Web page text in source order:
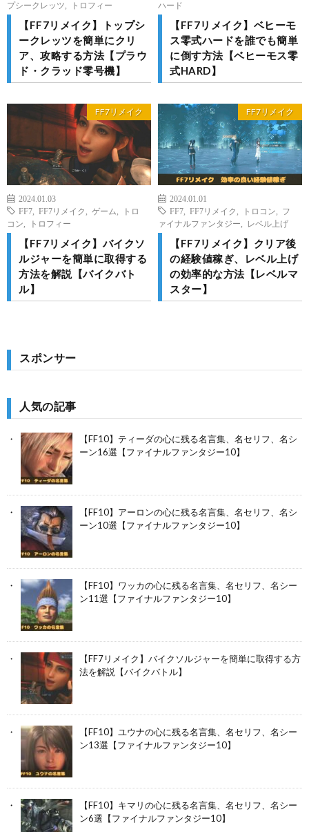
プシークレッツ
トロフィー
【FF7リメイク】トップシ
ークレッツを簡単にクリ
ア、攻略する方法【プラウ
ド・クラッド零号機】
ハード
【FF7リメイク】ベヒーモ
ス零式ハードを誰でも簡単
に倒す方法【ベヒーモス零
式HARD】
FF7リメイク
2024.01.03
FF7
FF7リメイク ゲーム
トロ
コン
トロフィー
【FF7リメイク】バイクソ
ルジャーを簡単に取得する
方法を解説【バイクバト
ル】
FF7リメイク
2024.01.01
FF7
FF7リメイク トロコン
フ
ァイナルファンタジー
レベル上げ
【FF7リメイク】クリア後
の経験値稼ぎ、レベル上げ
の効率的な方法【レベルマ
スター】
スポンサー
人気の記事
【FF10】ティーダの心に残る名言集、名セリフ、名シ
ーン16選【ファイナルファンタジー10】
【FF10】アーロンの心に残る名言集、名セリフ、名シ
ーン10選【ファイナルファンタジー10】
【FF10】ワッカの心に残る名言集、名セリフ、名シー
ン11選【ファイナルファンタジー10】
【FF7リメイク】バイクソルジャーを簡単に取得する方
法を解説【バイクバトル】
【FF10】ユウナの心に残る名言集、名セリフ、名シー
ン13選【ファイナルファンタジー10】
【FF10】キマリの心に残る名言集、名セリフ、名シー
ン6選【ファイナルファンタジー10】